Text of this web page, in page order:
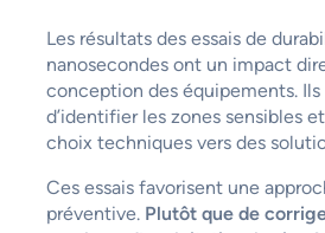
Les résultats des essais de
nanosecondes ont un impact
conception des équipements.
d’identifier les zones sensibles
choix techniques vers des
Ces essais favorisent une
préventive. Plutôt que de